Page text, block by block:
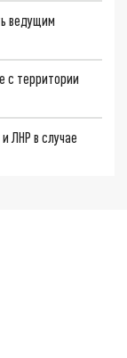
ведущим
с территории
ЛНР в случае